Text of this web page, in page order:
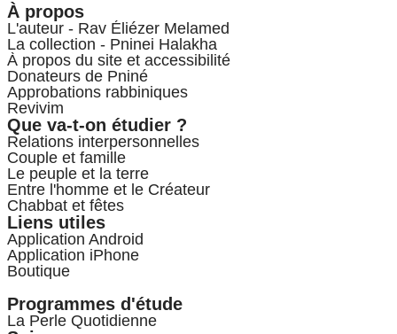
À propos
L'auteur - Rav Éliézer Melamed
La collection - Pninei Halakha
À propos du site et accessibilité
Donateurs de Pniné
Approbations rabbiniques
Revivim
Que va-t-on étudier ?
Relations interpersonnelles
Couple et famille
Le peuple et la terre
Entre l'homme et le Créateur
Chabbat et fêtes
Liens utiles
Application Android
Application iPhone
Boutique
Programmes d'étude
La Perle Quotidienne